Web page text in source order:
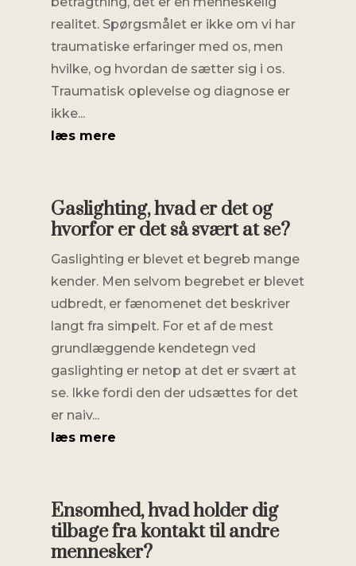
realitet. Spørgsmålet er ikke om vi har
traumatiske erfaringer med os, men
hvilke, og hvordan de sætter sig i os.
Traumatisk oplevelse og diagnose er
ikke...
læs mere
Gaslighting, hvad er det og
hvorfor er det så svært at se?
Gaslighting er blevet et begreb mange
kender. Men selvom begrebet er blevet
udbredt, er fænomenet det beskriver
langt fra simpelt. For et af de mest
grundlæggende kendetegn ved
gaslighting er netop at det er svært at
se. Ikke fordi den der udsættes for det
er naiv...
læs mere
Ensomhed, hvad holder dig
tilbage fra kontakt til andre
mennesker?